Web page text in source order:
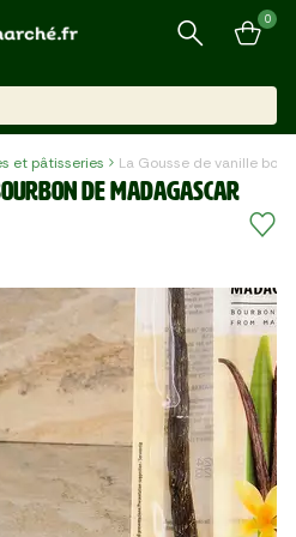
0
et pâtisseries La Gousse de vanille
de Madagascar